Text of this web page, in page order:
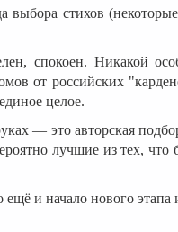
выбора стихов
спокоен. Никакой
от российских
целое.
— это авторская
лучшие из тех, что
ещё и начало нового